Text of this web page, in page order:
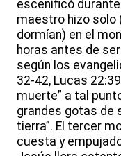
escenificó durante
maestro hizo solo
dormían) en el
horas antes de
según los
32-42, Lucas
muerte” a tal
grandes gotas de
tierra”. El tercer
cuesta y